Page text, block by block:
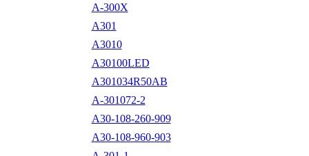
A-300X
A301
A3010
A30100LED
A301034R50AB
A-301072-2
A30-108-260-909
A30-108-960-903